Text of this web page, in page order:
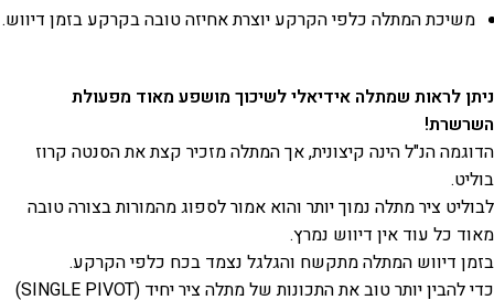
משיכת המתלה כלפי הקרקע יוצרת אחיזה טובה בקרקע בזמן דיווש.
ניתן לראות שמתלה אידיאלי לשיכוך מושפע מאוד מפעולת
השרשרת!
הדוגמה הנ"ל הינה קיצונית, אך המתלה מזכיר קצת את הסנטה קרוז
בוליט.
לבוליט ציר מתלה נמוך יותר והוא אמור לספוג מהמורות בצורה טובה
מאוד כל עוד אין דיווש נמרץ.
בזמן דיווש המתלה מתקשח והגלגל נצמד בכח כלפי הקרקע.
כדי להבין יותר טוב את התכונות של מתלה ציר יחיד (SINGLE PIVOT)